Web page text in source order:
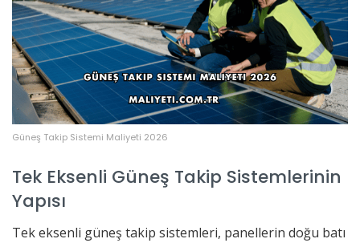
Güneş Takip Sistemi Maliyeti 2026
Tek Eksenli Güneş Takip Sistemlerinin
Yapısı
Tek eksenli güneş takip sistemleri, panellerin doğu batı